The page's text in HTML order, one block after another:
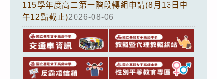
115學年度高二第一階段轉組申請(8月13日中
午12點截止)2026-08-06